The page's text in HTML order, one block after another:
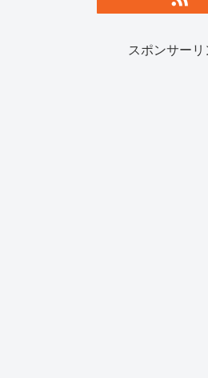
スポンサーリ